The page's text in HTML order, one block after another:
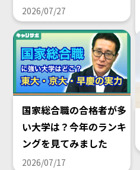
2026/07/27
国家総合職の合格者が多
い大学は？今年のランキ
ングを見てみました
2026/07/17